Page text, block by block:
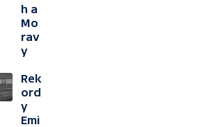
h a
Mo
rav
y
Rek
ord
y
Emi